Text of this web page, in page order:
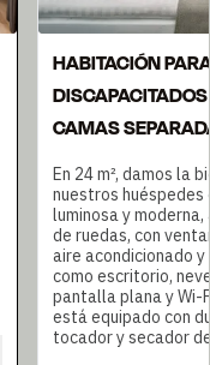
HABITACIÓN
CAMAS
En 24 m², damos la
nuestros huéspedes
luminosa y
de ruedas, con
aire acondicionado
como escritorio,
pantalla plana y Wi-
está equipado con
tocador y secador